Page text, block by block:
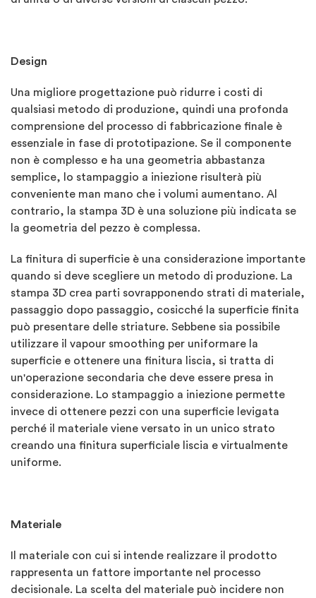
Design
Una migliore progettazione può ridurre i costi di
qualsiasi metodo di produzione, quindi una profonda
comprensione del processo di fabbricazione finale è
essenziale in fase di prototipazione. Se il componente
non è complesso e ha una geometria abbastanza
semplice, lo stampaggio a iniezione risulterà più
conveniente man mano che i volumi aumentano. Al
contrario, la stampa 3D è una soluzione più indicata se
la geometria del pezzo è complessa.
La finitura di superficie è una considerazione importante
quando si deve scegliere un metodo di produzione. La
stampa 3D crea parti sovrapponendo strati di materiale,
passaggio dopo passaggio, cosicché la superficie finita
può presentare delle striature. Sebbene sia possibile
utilizzare il vapour smoothing per uniformare la
superficie e ottenere una finitura liscia, si tratta di
un'operazione secondaria che deve essere presa in
considerazione. Lo stampaggio a iniezione permette
invece di ottenere pezzi con una superficie levigata
perché il materiale viene versato in un unico strato
creando una finitura superficiale liscia e virtualmente
uniforme.
Materiale
Il materiale con cui si intende realizzare il prodotto
rappresenta un fattore importante nel processo
decisionale. La scelta del materiale può incidere non